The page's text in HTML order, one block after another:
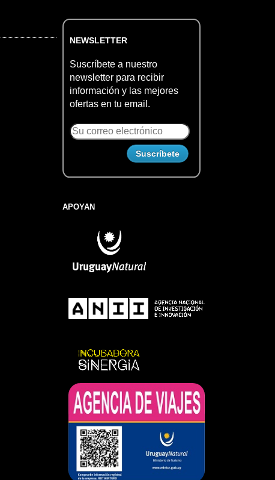
NEWSLETTER
Suscríbete a nuestro
newsletter para recibir
información y las mejores
ofertas en tu email.
APOYAN